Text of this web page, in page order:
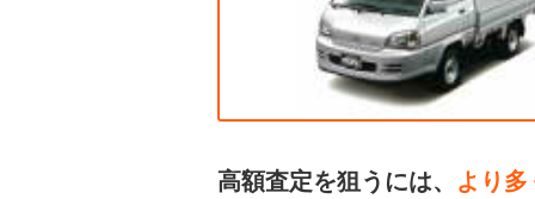
高額査定を狙うには、 より